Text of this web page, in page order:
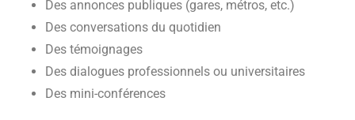
Des annonces publiques (gares, métros, etc.)
Des conversations du quotidien
Des témoignages
Des dialogues professionnels ou universitaires
Des mini-conférences